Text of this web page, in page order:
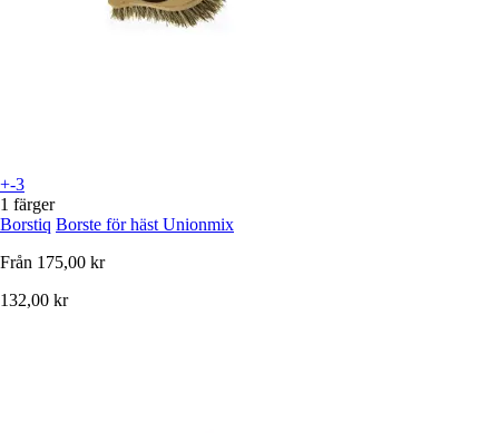
+-3
1 färger
Borstiq Borste för häst Unionmix
Från 175,00 kr
132,00 kr